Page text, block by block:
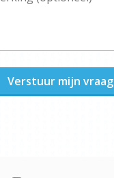
Verstuur mijn vraag